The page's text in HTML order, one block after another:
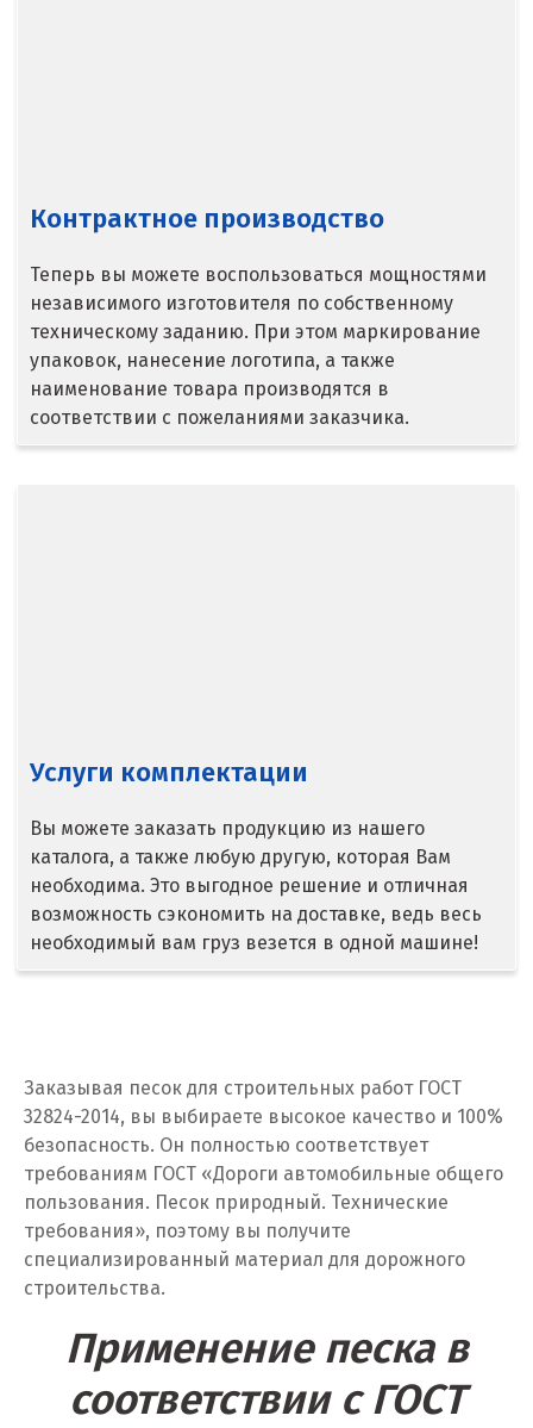
Верхние Серги
Верхний Уфалей
Верхняя Пышма
Верхняя Салда
Воронеж
Воскресенск
Дегтярск
Дмитров
Домодедово
Е
Егорьевск
Екатеринбург
Еленинка
Контрактное производство
Теперь вы можете воспользоваться мощностями
независимого изготовителя по собственному
техническому заданию. При этом маркирование
упаковок, нанесение логотипа, а также
наименование товара производятся в
соответствии с пожеланиями заказчика.
Услуги комплектации
Вы можете заказать продукцию из нашего
каталога, а также любую другую, которая Вам
необходима. Это выгодное решение и отличная
возможность сэкономить на доставке, ведь весь
необходимый вам груз везется в одной машине!
Заказывая песок для строительных работ ГОСТ
32824-2014, вы выбираете высокое качество и 100%
безопасность. Он полностью соответствует
требованиям ГОСТ «Дороги автомобильные общего
пользования. Песок природный. Технические
требования», поэтому вы получите
специализированный материал для дорожного
строительства.
Применение песка в
соответствии с ГОСТ